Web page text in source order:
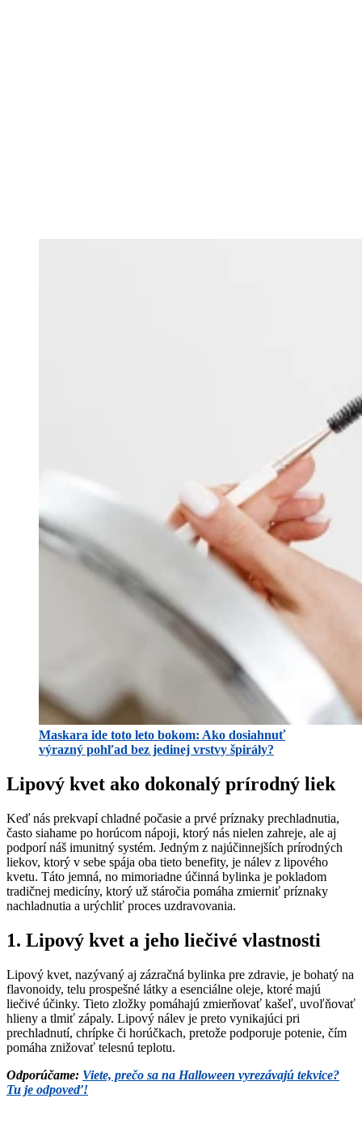
Maskara ide toto leto bokom: Ako dosiahnuť
výrazný pohľad bez jedinej vrstvy špirály?
Lipový kvet ako dokonalý prírodný liek
Keď nás prekvapí chladné počasie a prvé príznaky prechladnutia,
často siahame po horúcom nápoji, ktorý nás nielen zahreje, ale aj
podporí náš imunitný systém. Jedným z najúčinnejších prírodných
liekov, ktorý v sebe spája oba tieto benefity, je nálev z lipového
kvetu. Táto jemná, no mimoriadne účinná bylinka je pokladom
tradičnej medicíny, ktorý už stáročia pomáha zmierniť príznaky
nachladnutia a urýchliť proces uzdravovania.
1. Lipový kvet a jeho liečivé vlastnosti
Lipový kvet, nazývaný aj zázračná bylinka pre zdravie, je bohatý na
flavonoidy, telu prospešné látky a esenciálne oleje, ktoré majú
liečivé účinky. Tieto zložky pomáhajú zmierňovať kašeľ, uvoľňovať
hlieny a tlmiť zápaly. Lipový nálev je preto vynikajúci pri
prechladnutí, chrípke či horúčkach, pretože podporuje potenie, čím
pomáha znižovať telesnú teplotu.
Odporúčame: Viete, prečo sa na Halloween vyrezávajú tekvice?
Tu je odpoveď!